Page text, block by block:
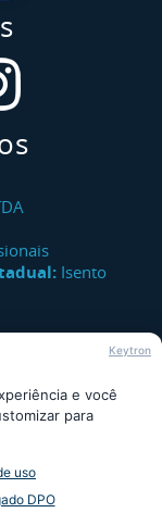
Isento
emitidos pelo
os direitos
Keytron
e você
para
uso
DPO